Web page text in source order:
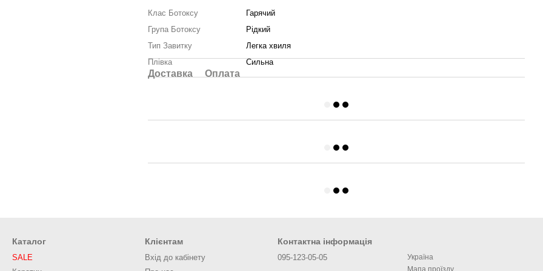
Клас Ботоксу
Гарячий
Група Ботоксу
Рідкий
Тип Завитку
Легка хвиля
Плівка
Сильна
Доставка Оплата
Каталог
SALE
Клієнтам
Вхід до кабінету
Контактна інформація
095-123-05-05
Україна
Мапа проїзду